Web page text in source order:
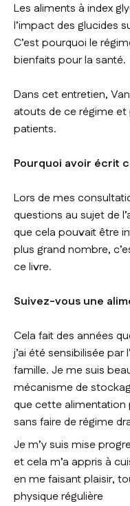
Les aliments à index
l’impact des glucides
C’est pourquoi le
bienfaits pour la santé.
Dans cet entretien,
atouts de ce régime et
patients.
Pourquoi avoir écrit
Lors de mes
questions au sujet de
que cela pouvait être
plus grand nombre,
ce livre.
Suivez-vous une
Cela fait des années
j’ai été sensibilisée
famille. Je me suis
mécanisme de
que cette
sans faire de régime
Je m’y suis mise
et cela m’a appris à
en me faisant plaisir,
physique régulière